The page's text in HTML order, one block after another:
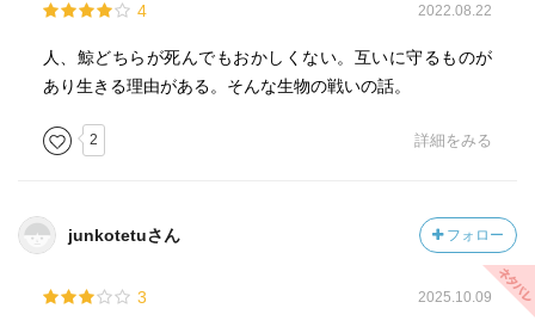
一方、子を守って必死に逃げる母クジラ。
クジラからしてみれば、理不尽きわまりない人間の仕打ち
に、怒った母クジラは、猛烈に抵抗し暴れます。
ずられ、あがってくることができません。
ります。
画面の半分以上を占める、親子クジラの身体、その隅に描
かれた母と子の目は、なんとも言葉に言い表せないような
感情をもった目でした。(26、27ページ)
4 2022.08.22
人、鯨どちらが死んでもおかしくない。互いに守るものが
あり生きる理由がある。そんな生物の戦いの話。
2 詳細をみる
junkotetuさん フォロー
3 2025.10.09